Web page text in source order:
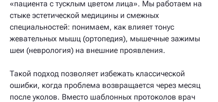
«пациента с тусклым цветом лица». Мы работаем на
стыке эстетической медицины и смежных
специальностей: понимаем, как влияет тонус
жевательных мышц (ортопедия), мышечные зажимы
шеи (неврология) на внешние проявления.
Такой подход позволяет избежать классической
ошибки, когда проблема возвращается через месяц
после уколов. Вместо шаблонных протоколов врач